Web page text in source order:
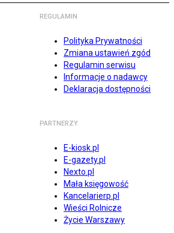
REGULAMIN
Polityka Prywatności
Zmiana ustawień zgód
Regulamin serwisu
Informacje o nadawcy
Deklaracja dostępności
PARTNERZY
E-kiosk.pl
E-gazety.pl
Nexto.pl
Mała księgowość
Kancelarierp.pl
Wieści Rolnicze
Życie Warszawy